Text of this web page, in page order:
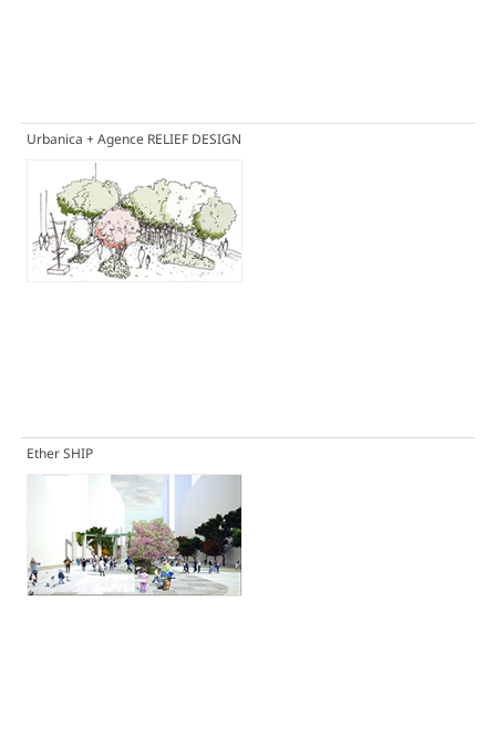
Urbanica + Agence RELIEF DESIGN
Ether SHIP